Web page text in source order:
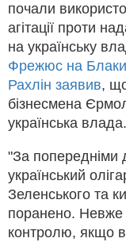
почали
агітації проти
на українську
Фрежюс на
Рахлін заявив,
бізнесмена
українська влада.
"За попередніми
український
Зеленського та
поранено. Невже
контролю, якщо